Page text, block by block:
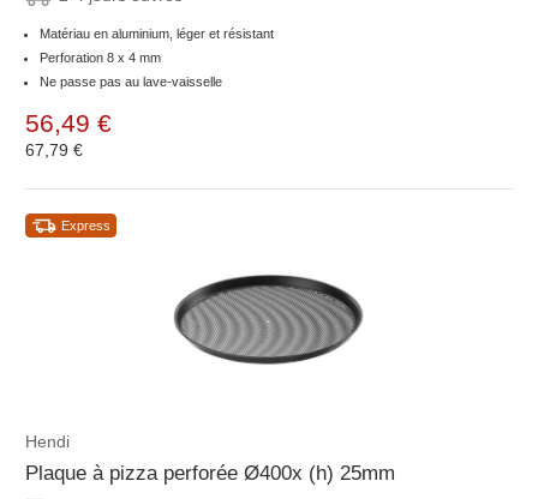
Matériau en aluminium, léger et résistant
Perforation 8 x 4 mm
Ne passe pas au lave-vaisselle
56,49 €
67,79 €
Express
Hendi
Plaque à pizza perforée Ø400x (h) 25mm